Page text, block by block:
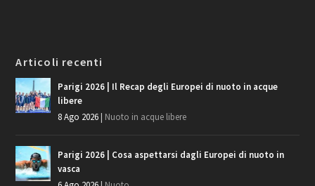
Articoli recenti
Parigi 2026 | Il Recap degli Europei di nuoto in acque
libere
8 Ago 2026| Nuoto in acque libere
Parigi 2026 | Cosa aspettarsi dagli Europei di nuoto in
vasca